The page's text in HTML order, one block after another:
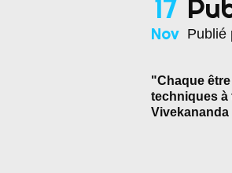
17
Nov Publié
"Chaque
techniques à
Vivekananda